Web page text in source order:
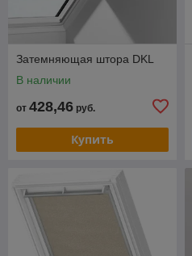
Затемняющая штора DKL
В наличии
от 428,46 руб.
Купить